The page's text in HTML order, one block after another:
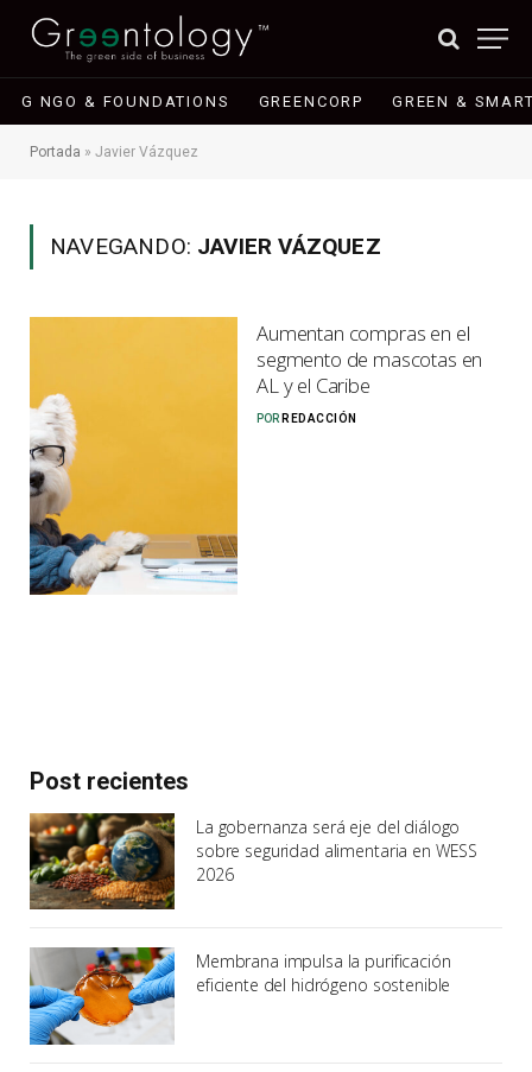
G NGO & FOUNDATIONS GREENCORP GREEN &
Portada » Javier Vázquez
NAVEGANDO: JAVIER VÁZQUEZ
Aumentan compras en el
segmento de mascotas en
AL y el Caribe
POR REDACCIÓN
Post recientes
La gobernanza será eje del diálogo
sobre seguridad alimentaria en WESS
2026
Membrana impulsa la purificación
eficiente del hidrógeno sostenible